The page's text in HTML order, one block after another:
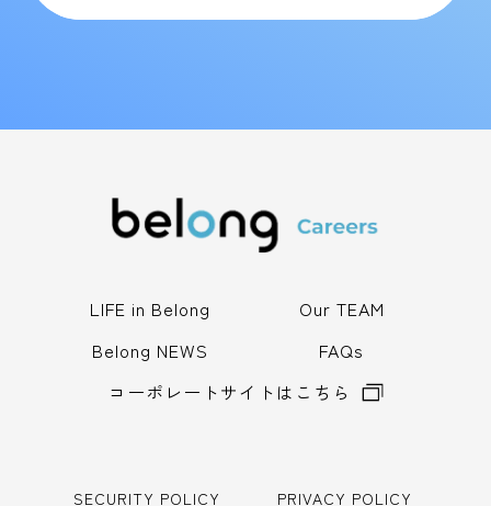
LIFE in Belong
Our TEAM
Belong NEWS
FAQs
コーポレートサイトはこちら
SECURITY POLICY PRIVACY POLICY